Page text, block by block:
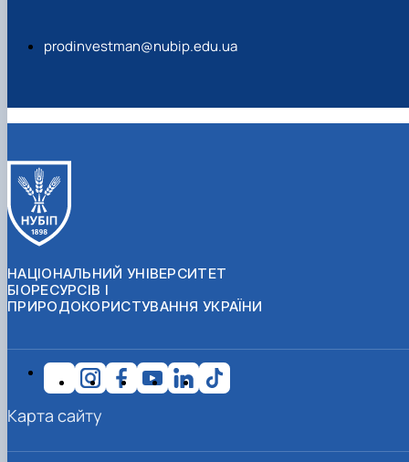
prodinvestman@nubip.edu.ua
НАЦІОНАЛЬНИЙ УНІВЕРСИТЕТ
БІОРЕСУРСІВ І
ПРИРОДОКОРИСТУВАННЯ УКРАЇНИ
Карта сайту